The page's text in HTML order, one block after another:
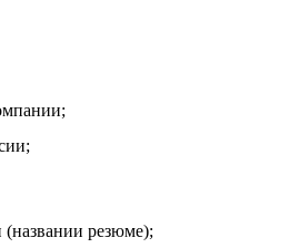
резюме);